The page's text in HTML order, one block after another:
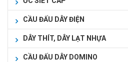
CẦU ĐẤU DÂY ĐIỆN
DÂY THÍT, DÂY LẠT NHỰA
CẦU ĐẤU DÂY DOMINO